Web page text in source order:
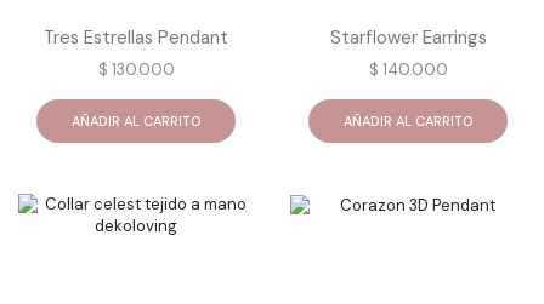
Tres Estrellas Pendant
$ 130.000
AÑADIR AL CARRITO
Starflower Earrings
$ 140.000
AÑADIR AL CARRITO